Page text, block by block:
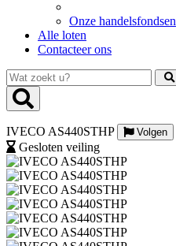
Onze handelsfondsen
Alle loten
Contacteer ons
Wat
zoekt
u?
IVECO AS440STHP Volgen
Gesloten veiling